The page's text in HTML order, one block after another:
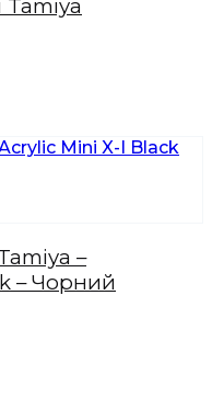
–
– Чорний